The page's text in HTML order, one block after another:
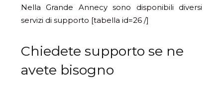
Nella Grande Annecy sono disponibili diversi
servizi di supporto [tabella id=26 /]
Chiedete supporto se ne
avete bisogno